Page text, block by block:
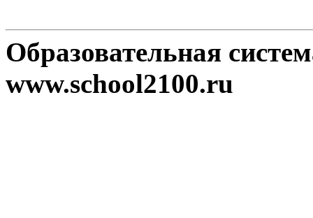
Образовательная
www.school2100.ru